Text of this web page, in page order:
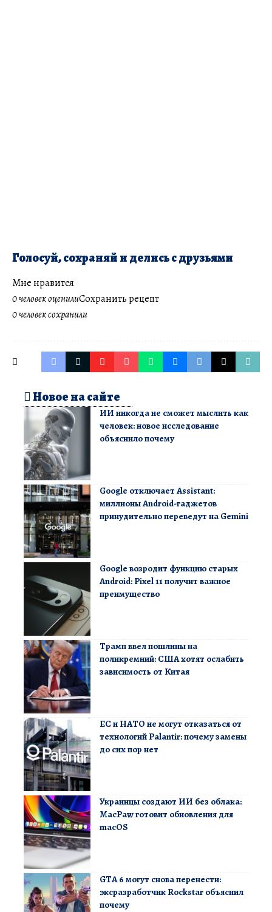
Голосуй, сохраняй и делись с друзьями
Мне нравится
0 человек оценилиСохранить рецепт
0 человек сохранили
Новое на сайте
ИИ никогда не сможет мыслить как
человек: новое исследование
объяснило почему
Google отключает Assistant:
миллионы Android-гаджетов
принудительно переведут на Gemini
Google возродит функцию старых
Android: Pixel 11 получит важное
преимущество
Трамп ввел пошлины на
поликремний: США хотят ослабить
зависимость от Китая
ЕС и НАТО не могут отказаться от
технологий Palantir: почему замены
до сих пор нет
Украинцы создают ИИ без облака:
MacPaw готовит обновления для
macOS
GTA 6 могут снова перенести:
эксразработчик Rockstar объяснил
почему